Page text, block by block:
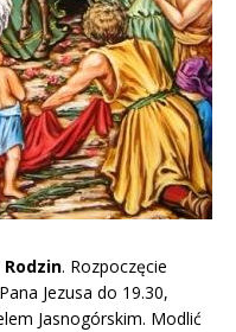
Rodzin. Rozpoczęcie
Jezusa do 19.30,
Jasnogórskim. Modlić